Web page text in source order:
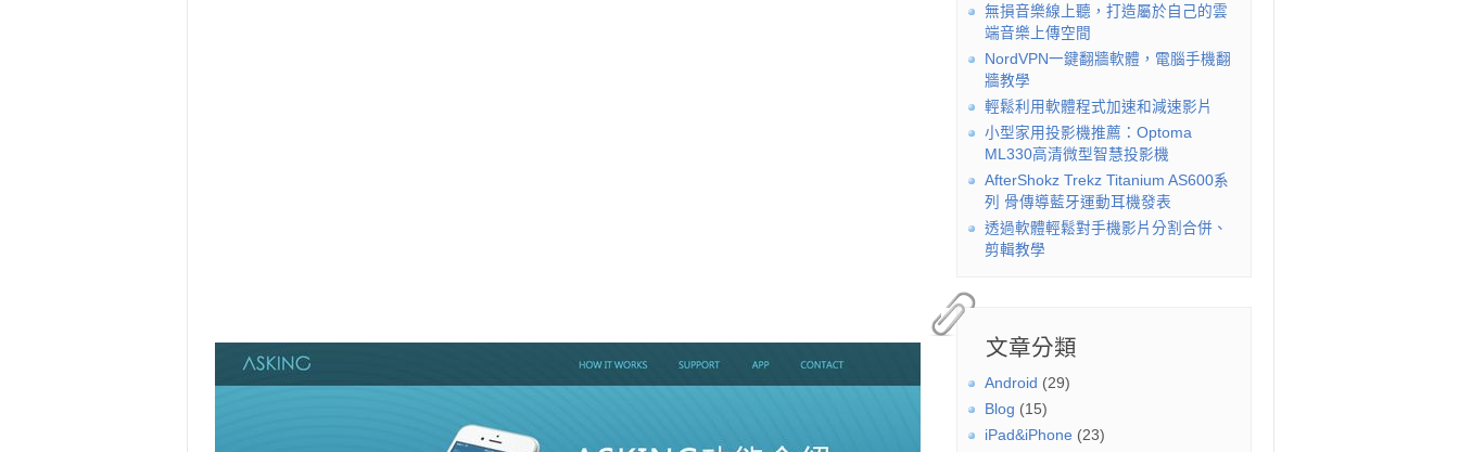
無損音樂線上聽，打造屬於自己的雲
端音樂上傳空間
NordVPN一鍵翻牆軟體，電腦手機翻
牆教學
輕鬆利用軟體程式加速和減速影片
小型家用投影機推薦：Optoma
ML330高清微型智慧投影機
AfterShokz Trekz Titanium AS600系
列 骨傳導藍牙運動耳機發表
透過軟體輕鬆對手機影片分割合併、
剪輯教學
文章分類
Android (29)
Blog (15)
iPad&iPhone (23)